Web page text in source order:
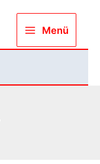
Menü